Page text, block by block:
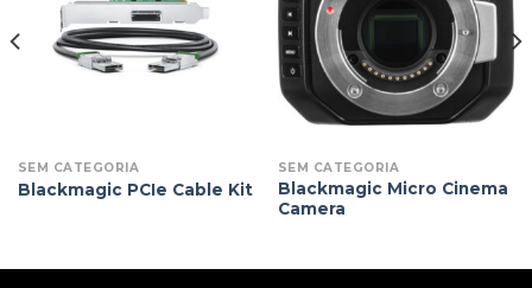
SEM CATEGORIA
Blackmagic PCIe Cable Kit
SEM CATEGORIA
Blackmagic Micro Cinema
Camera